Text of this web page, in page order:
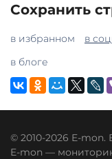
Сохранить
в избранном в
в блоге
© 2010-2026 E-
E-mon —